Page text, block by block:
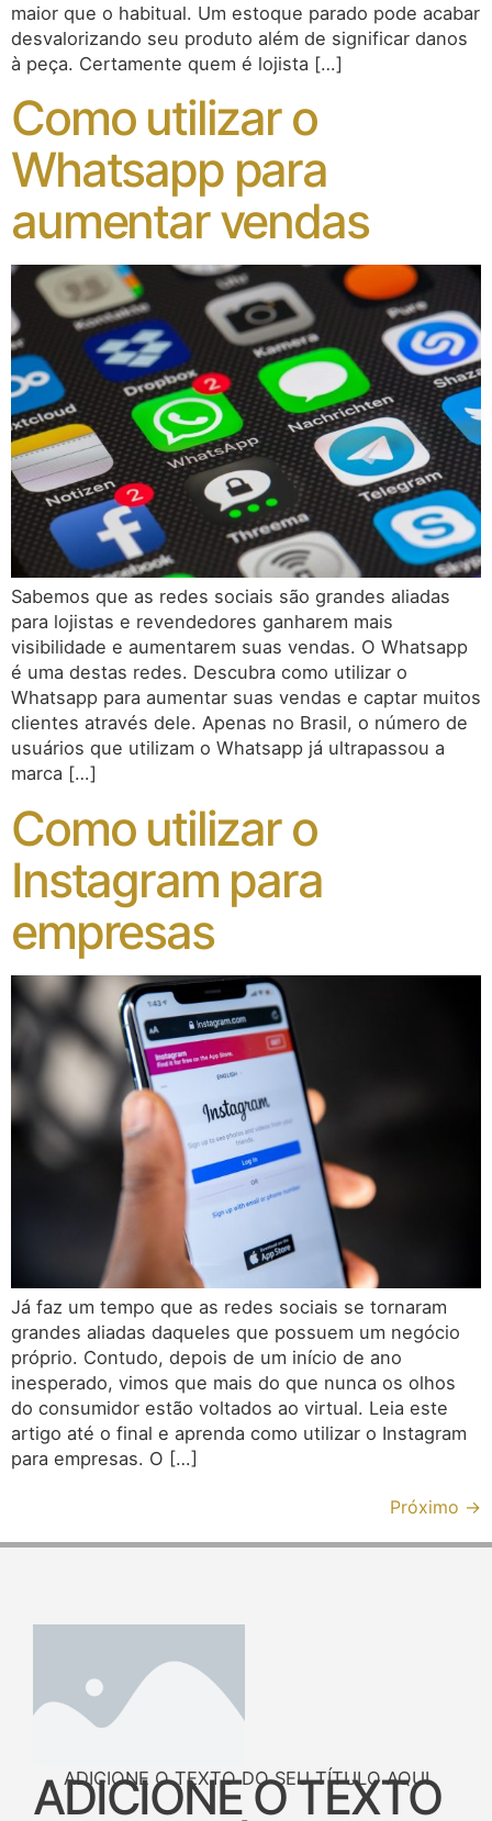
maior que o habitual. Um estoque parado pode acabar
desvalorizando seu produto além de significar danos
à peça. Certamente quem é lojista […]
Como utilizar o
Whatsapp para
aumentar vendas
Sabemos que as redes sociais são grandes aliadas
para lojistas e revendedores ganharem mais
visibilidade e aumentarem suas vendas. O Whatsapp
é uma destas redes. Descubra como utilizar o
Whatsapp para aumentar suas vendas e captar muitos
clientes através dele. Apenas no Brasil, o número de
usuários que utilizam o Whatsapp já ultrapassou a
marca […]
Como utilizar o
Instagram para
empresas
Já faz um tempo que as redes sociais se tornaram
grandes aliadas daqueles que possuem um negócio
próprio. Contudo, depois de um início de ano
inesperado, vimos que mais do que nunca os olhos
do consumidor estão voltados ao virtual. Leia este
artigo até o final e aprenda como utilizar o Instagram
para empresas. O […]
Próximo →
ADICIONE O TEXTO DO SEU TÍTULO AQUI
ADICIONE O TEXTO